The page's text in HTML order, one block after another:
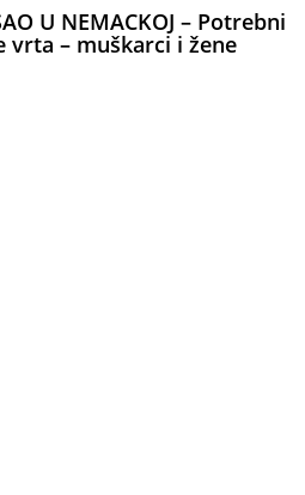
U NEMACKOJ – Potrebni
vrta – muškarci i žene